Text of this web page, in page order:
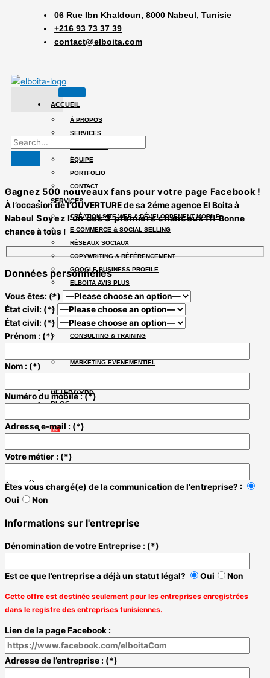
06 Rue Ibn Khaldoun, 8000 Nabeul, Tunisie
+216 93 73 37 39
contact@elboita.com
ACCUEIL
À PROPOS
SERVICES
ÉQUIPE
PORTFOLIO
CONTACT
SERVICES
CRÉATION SITE WEB & DÉVELOPPEMENT MOBILE
E-COMMERCE & SOCIAL SELLING
RÉSEAUX SOCIAUX
COPYWRITING & RÉFÉRENCEMENT
GOOGLE BUSINESS PROFILE
ELBOITA AVIS PLUS
BRANDING & CRÉATION GRAPHIQUE
PRODUCTION AUDIOVISUELLE
ANIMATION MOTION DESIGN
CONSULTING & TRAINING
MARKETING ÉVÉNEMENTIEL
AFTERWORK
BLOG
X
Gagnez 500 nouveaux fans pour votre page Facebook !
À l’occasion de l’OUVERTURE de sa 2éme agenceEl Boitaà
Nabeul Soyez l’un des 3 premiers chanceux !!! Bonne
chance à tous !
Données personnelles
Vous êtes: (*)
État civil: (*)
État civil: (*)
Prénom : (*)
Nom : (*)
Numéro du mobile : (*)
Adresse e-mail : (*)
Votre métier : (*)
Êtes vous chargé(e) de la communication de l'entreprise? :
Oui
Non
Informations sur l'entreprise
Dénomination de votre Entreprise : (*)
Est ce que l’entreprise a déjà un statut légal? Oui Non
Cette offre est destinée seulement pour les entreprises enregistrées
dans le registre des entreprises tunisiennes.
Lien de la page Facebook :
Adresse de l’entreprise : (*)